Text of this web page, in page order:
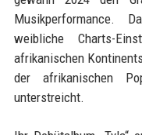
Musikperformance.
weibliche Charts-
afrikanischen
der afrikanischen
unterstreicht.